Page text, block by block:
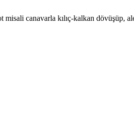
misali canavarla kılıç-kalkan dövüşüp,